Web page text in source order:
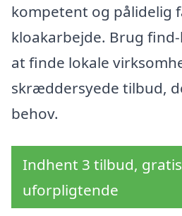
kompetent og pålidelig
kloakarbejde. Brug
at finde lokale
skræddersyede tilbud,
behov.
Indhent 3 tilbud,
uforpligtende